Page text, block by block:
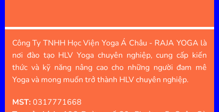
Công Ty TNHH Học Viện Yoga Á Châu - RAJA YOGA là
nơi đào tạo HLV Yoga chuyên nghiệp, cung cấp kiến
thức và kỹ năng nâng cao cho những người đam mê
Yoga và mong muốn trở thành HLV chuyên nghiệp.
MST:0317771668